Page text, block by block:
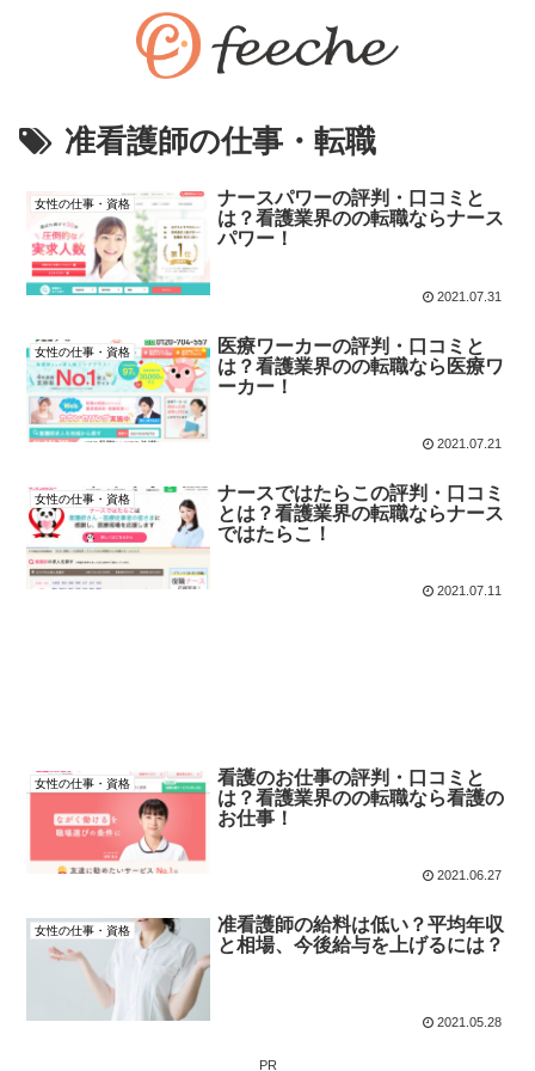
准看護師の仕事・転職
女性の仕事・資格
ナースパワーの評判・口コミと
は？看護業界のの転職ならナース
パワー！
2021.07.31
女性の仕事・資格
医療ワーカーの評判・口コミと
は？看護業界のの転職なら医療ワ
ーカー！
2021.07.21
女性の仕事・資格
ナースではたらこの評判・口コミ
とは？看護業界の転職ならナース
ではたらこ！
2021.07.11
女性の仕事・資格
看護のお仕事の評判・口コミと
は？看護業界のの転職なら看護の
お仕事！
2021.06.27
女性の仕事・資格
准看護師の給料は低い？平均年収
と相場、今後給与を上げるには？
2021.05.28
PR